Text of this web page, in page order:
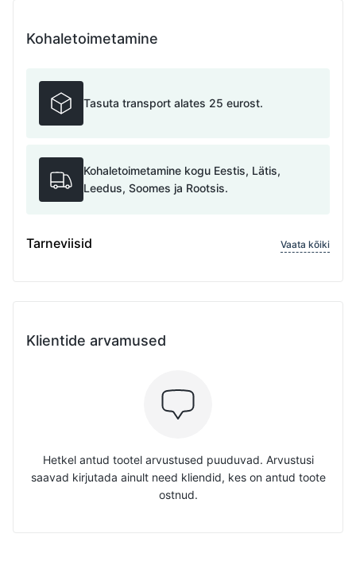
Kohaletoimetamine
Tasuta transport alates 25 eurost.
Kohaletoimetamine kogu Eestis, Lätis,
Leedus, Soomes ja Rootsis.
Tarneviisid Vaata kõiki
Klientide arvamused
Hetkel antud tootel arvustused puuduvad. Arvustusi
saavad kirjutada ainult need kliendid, kes on antud toote
ostnud.